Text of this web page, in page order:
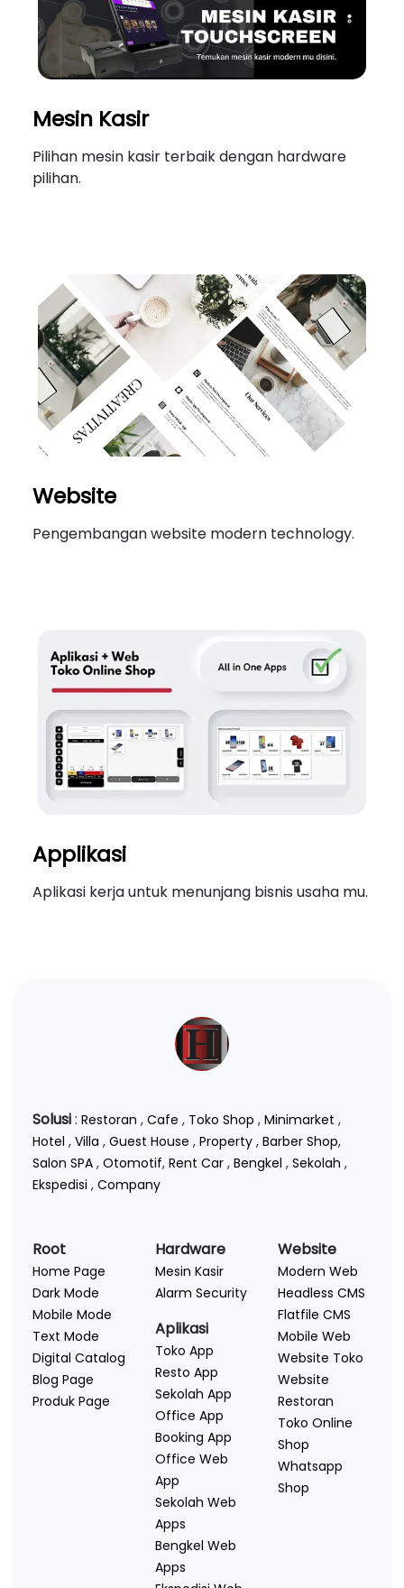
Mesin Kasir
Pilihan mesin kasir terbaik dengan hardware
pilihan.
Website
Pengembangan website modern technology.
Applikasi
Aplikasi kerja untuk menunjang bisnis usaha mu.
Solusi: Restoran , Cafe , Toko Shop , Minimarket ,
Hotel , Villa , Guest House , Property , Barber Shop,
Salon SPA , Otomotif, Rent Car , Bengkel , Sekolah ,
Ekspedisi , Company
Root
Home Page
Dark Mode
Mobile Mode
Text Mode
Digital Catalog
Blog Page
Produk Page
Hardware
Mesin Kasir
Alarm Security
Aplikasi
Toko App
Resto App
Sekolah App
Office App
Booking App
Office Web
App
Sekolah Web
Apps
Bengkel Web
Apps
Website
Modern Web
Headless CMS
Flatfile CMS
Mobile Web
Website Toko
Website
Restoran
Toko Online
Shop
Whatsapp
Shop